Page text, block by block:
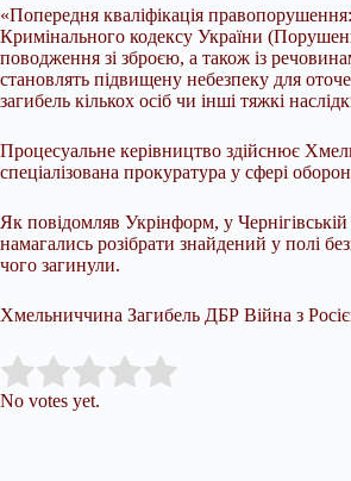
«Попередня кваліфікація
Кримінального кодексу України
поводження зі зброєю, а також із
становлять підвищену небезпеку для
загибель кількох осіб чи інші тяжкі
Процесуальне керівництво здійснює
спеціалізована прокуратура у сфері
Як повідомляв Укрінформ, у Чернігівській
намагались розібрати знайдений у полі
чого загинули.
Хмельниччина Загибель ДБР Війна з
Rate this item:
No votes yet.